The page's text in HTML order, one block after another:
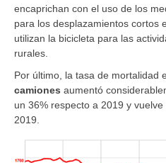
encaprichan con el uso de los
para los desplazamientos cortos
utilizan la bicicleta para las
rurales.
Por último, la tasa de mortalidad
camiones aumentó
un 36% respecto a 2019 y
2019.